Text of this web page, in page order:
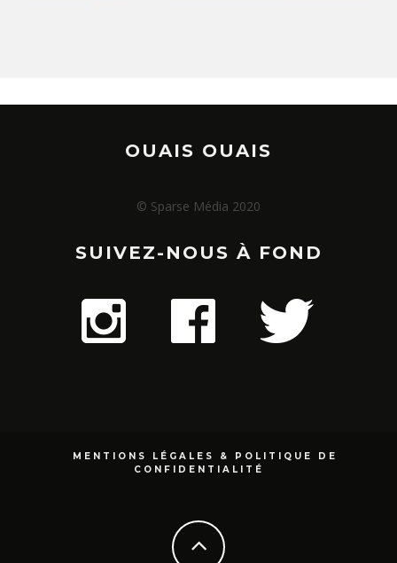
OUAIS OUAIS
© Sparse Média 2020
SUIVEZ-NOUS À FOND
MENTIONS LÉGALES & POLITIQUE DE
CONFIDENTIALITÉ